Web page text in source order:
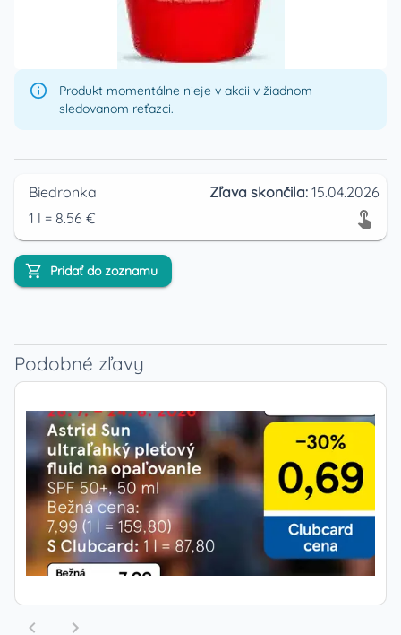
Produkt momentálne nieje v akcii v žiadnom
sledovanom reťazci.
Biedronka Zľava skončila: 15.04.2026
1 l = 8.56 €
Pridať do zoznamu
Podobné zľavy